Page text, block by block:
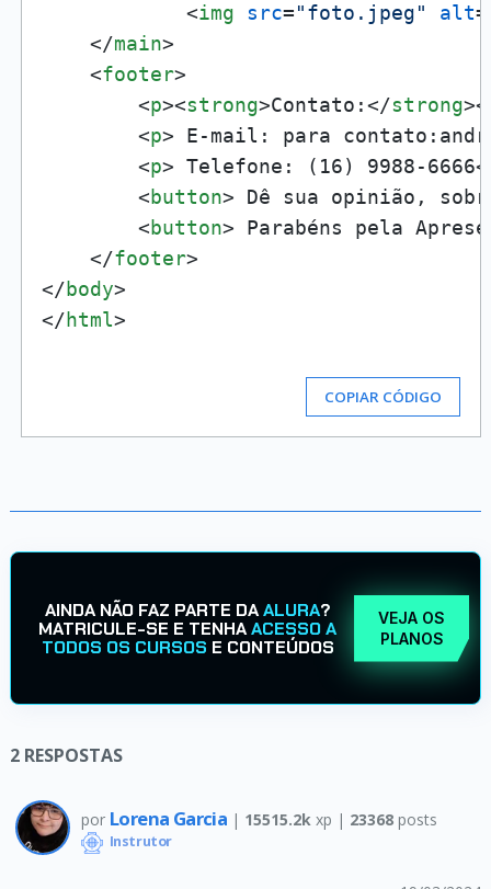
<img src="foto.jpeg" alt=
</main>
<footer>
<p><strong>Contato:</strong>
<p> E-mail: para
<p> Telefone: (16) 9988-6666
<button> Dê sua opinião,
<button> Parabéns pela
</footer>
</body>
</html>
COPIAR CÓDIGO
AINDA NÃO FAZ PARTE DAALURA?
MATRICULE-SE E TENHAACESSO A
TODOS OS CURSOS E CONTEÚDOS
VEJA OS
PLANOS
2 RESPOSTAS
por Lorena Garcia | 15515.2k xp | 23368posts
Instrutor